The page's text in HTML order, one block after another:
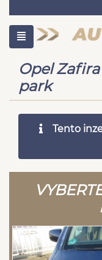
Opel Zafira
park
Tento